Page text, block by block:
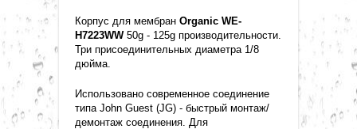
Корпус для мембран Organic WE-
H7223WW50g - 125g производительности.
Три присоединительных диаметра 1/8
дюйма.
Использовано современное соединение
типа John Guest (JG) - быстрый монтаж/
демонтаж соединения. Для